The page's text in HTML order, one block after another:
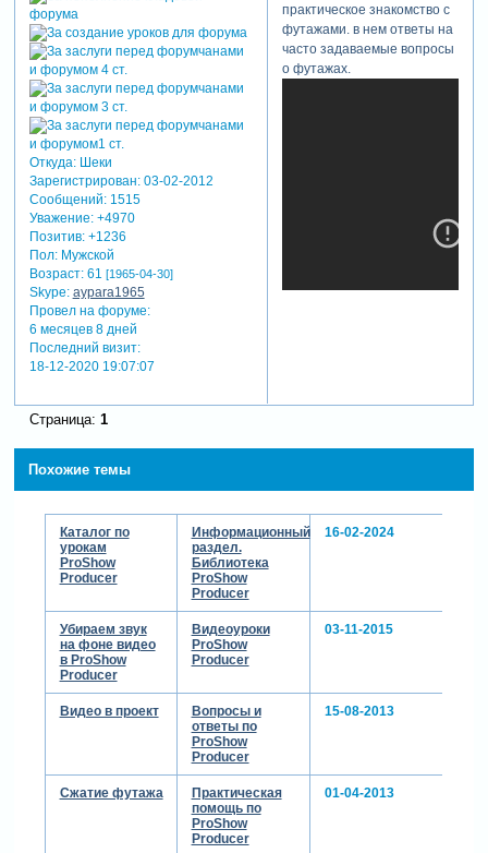
Откуда:Шеки
Зарегистрирован: 03-02-2012
Сообщений:1515
Уважение: +4970
Позитив: +1236
Пол:Мужской
Возраст:61 [1965-04-30]
Skype: aypara1965
Провел на форуме:
6 месяцев 8 дней
Последний визит:
18-12-2020 19:07:07
практическое знакомство с
футажами. в нем ответы на
часто задаваемые вопросы
о футажах.
Страница: 1
Похожие темы
Каталог по
урокам
ProShow
Producer
Информационный
раздел.
Библиотека
ProShow
Producer
16-02-2024
Убираем звук
на фоне видео
в ProShow
Producer
Видеоуроки
ProShow
Producer
03-11-2015
Видео в проект
Вопросы и
ответы по
ProShow
Producer
15-08-2013
Сжатие футажа
Практическая
помощь по
ProShow
Producer
01-04-2013